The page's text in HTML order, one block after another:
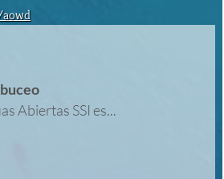
Abiertas SSI es...